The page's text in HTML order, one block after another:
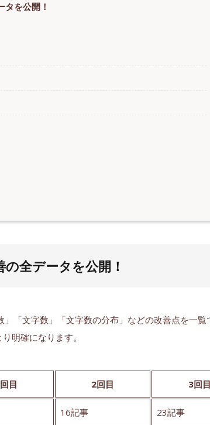
を公開！
全データを公開！
「文字数」「文字数の分布」などの改善点を一覧
明確になります。
目 2回目 3回
16記事 23記事